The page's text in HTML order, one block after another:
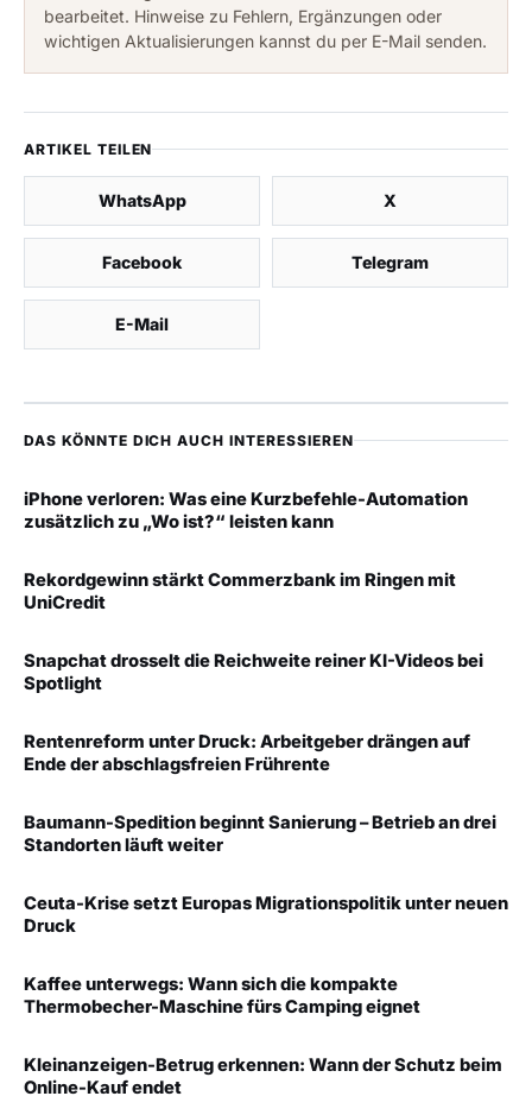
bearbeitet. Hinweise zu Fehlern, Ergänzungen oder
wichtigen Aktualisierungen kannst du per E-Mail senden.
ARTIKEL TEILEN
WhatsApp X
Facebook Telegram
E-Mail
DAS KÖNNTE DICH AUCH INTERESSIEREN
iPhone verloren: Was eine Kurzbefehle-Automation
zusätzlich zu „Wo ist?“ leisten kann
Rekordgewinn stärkt Commerzbank im Ringen mit
UniCredit
Snapchat drosselt die Reichweite reiner KI-Videos bei
Spotlight
Rentenreform unter Druck: Arbeitgeber drängen auf
Ende der abschlagsfreien Frührente
Baumann-Spedition beginnt Sanierung – Betrieb an drei
Standorten läuft weiter
Ceuta-Krise setzt Europas Migrationspolitik unter neuen
Druck
Kaffee unterwegs: Wann sich die kompakte
Thermobecher-Maschine fürs Camping eignet
Kleinanzeigen-Betrug erkennen: Wann der Schutz beim
Online-Kauf endet